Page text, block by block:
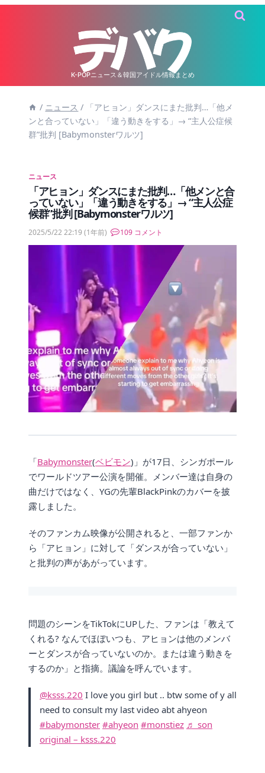
K-POPニュース＆韓国アイドル情報まとめ
/ ニュース /
「アヒョン」ダンスにまた批判…「他メ
ンと合っていない」「違う動きをする」→ “主人公症候
群”批判 [Babymonsterワルツ]
ニュース
「アヒョン」ダンスにまた批判…「他メンと合
っていない」「違う動きをする」→ “主人公症
候群”批判 [Babymonsterワルツ]
2025/5/22 22:19 (1年前) 109 コメント
「Babymonster(ベビモン)」が17日、シンガポール
でワールドツアー公演を開催。メンバー達は自身の
曲だけではなく、YGの先輩BlackPinkのカバーを披
露しました。
そのファンカム映像が公開されると、一部ファンか
ら「アヒョン」に対して「ダンスが合っていない」
と批判の声があがっています。
問題のシーンをTikTokにUPした、ファンは「教えて
くれる? なんでほぼいつも、アヒョンは他のメンバ
ーとダンスが合っていないのか。または違う動きを
するのか」と指摘。議論を呼んでいます。
@ksss.220 I love you girl but .. btw some of y all
need to consult my last video abt ahyeon
#babymonster #ahyeon #monstiez ♬ son
original – ksss.220